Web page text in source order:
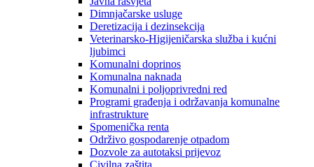
Dimnjačarske usluge
Deretizacija i dezinsekcija
Veterinarsko-Higijeničarska služba i kućni
ljubimci
Komunalni doprinos
Komunalna naknada
Komunalni i poljoprivredni red
Programi građenja i održavanja komunalne
infrastrukture
Spomenička renta
Održivo gospodarenje otpadom
Dozvole za autotaksi prijevoz
Civilna zaštita